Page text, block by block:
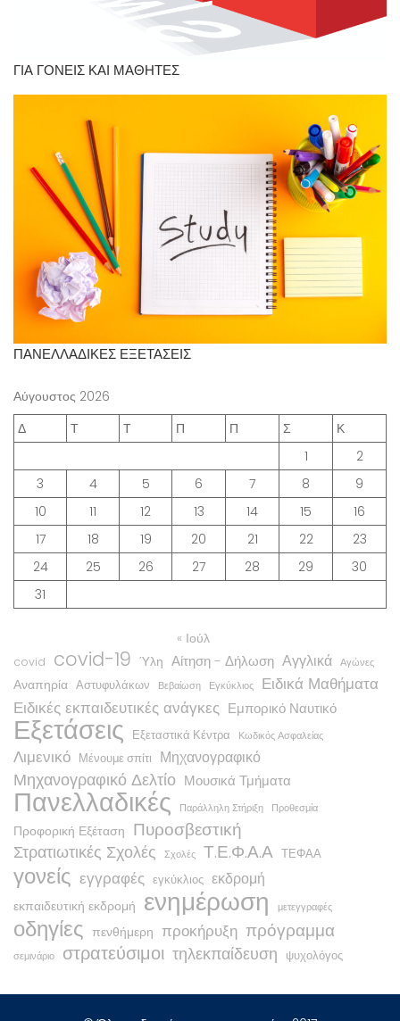
ΓΙΑ ΓΟΝΕΙΣ ΚΑΙ ΜΑΘΗΤΕΣ
ΠΑΝΕΛΛΑΔΙΚΕΣ ΕΞΕΤΑΣΕΙΣ
Αύγουστος 2026
Δ
Τ Τ Π Π Σ
Κ
1
2
3
4 5 6 7 8
9
10
11 12 13 14 15
16
17
18 19 20 21 22
23
24
25 26 27 28 29
30
31
« Ιούλ
covid covid-19 Ύλη Αίτηση - Δήλωση Αγγλικά Αγώνες
Αναπηρία Αστυφυλάκων Βεβαίωση Εγκύκλιος Ειδικά Μαθήματα
Ειδικές εκπαιδευτικές ανάγκες Εμπορικό Ναυτικό
Εξετάσεις Εξεταστικά Κέντρα Κωδικός Ασφαλείας
Λιμενικό Μένουμε σπίτι Μηχανογραφικό
Μηχανογραφικό Δελτίο Μουσικά Τμήματα
Πανελλαδικές Παράλληλη Στήριξη Προθεσμία
Προφορική Εξέταση Πυροσβεστική
Στρατιωτικές Σχολές
Σχολές Τ.Ε.Φ.Α.Α ΤΕΦΑΑ
γονείς εγγραφές εγκύκλιος εκδρομή
εκπαιδευτική εκδρομή ενημέρωση μετεγγραφές
οδηγίες πενθήμερη προκήρυξη πρόγραμμα
σεμινάριο στρατεύσιμοι τηλεκπαίδευση ψυχολόγος